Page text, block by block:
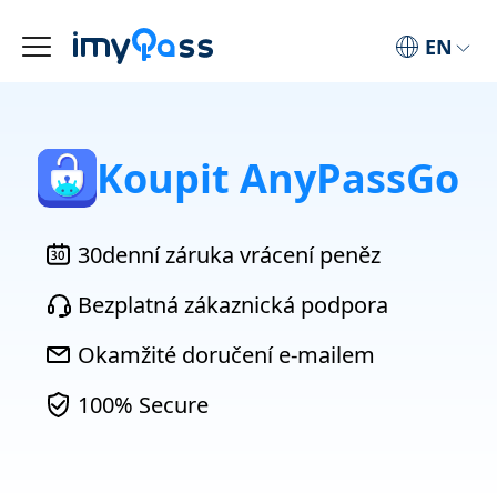
EN
Koupit AnyPassGo
30denní záruka vrácení peněz
Bezplatná zákaznická podpora
Okamžité doručení e-mailem
100% Secure